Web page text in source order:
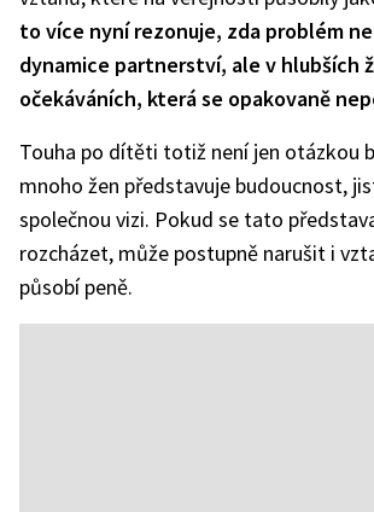
to více nyní rezonuje, zda problém
dynamice partnerství, ale v hlubších
očekáváních, která se opakovaně
Touha po dítěti totiž není jen otázkou
mnoho žen představuje budoucnost,
společnou vizi. Pokud se tato
rozcházet, může postupně narušit i
působí peně.